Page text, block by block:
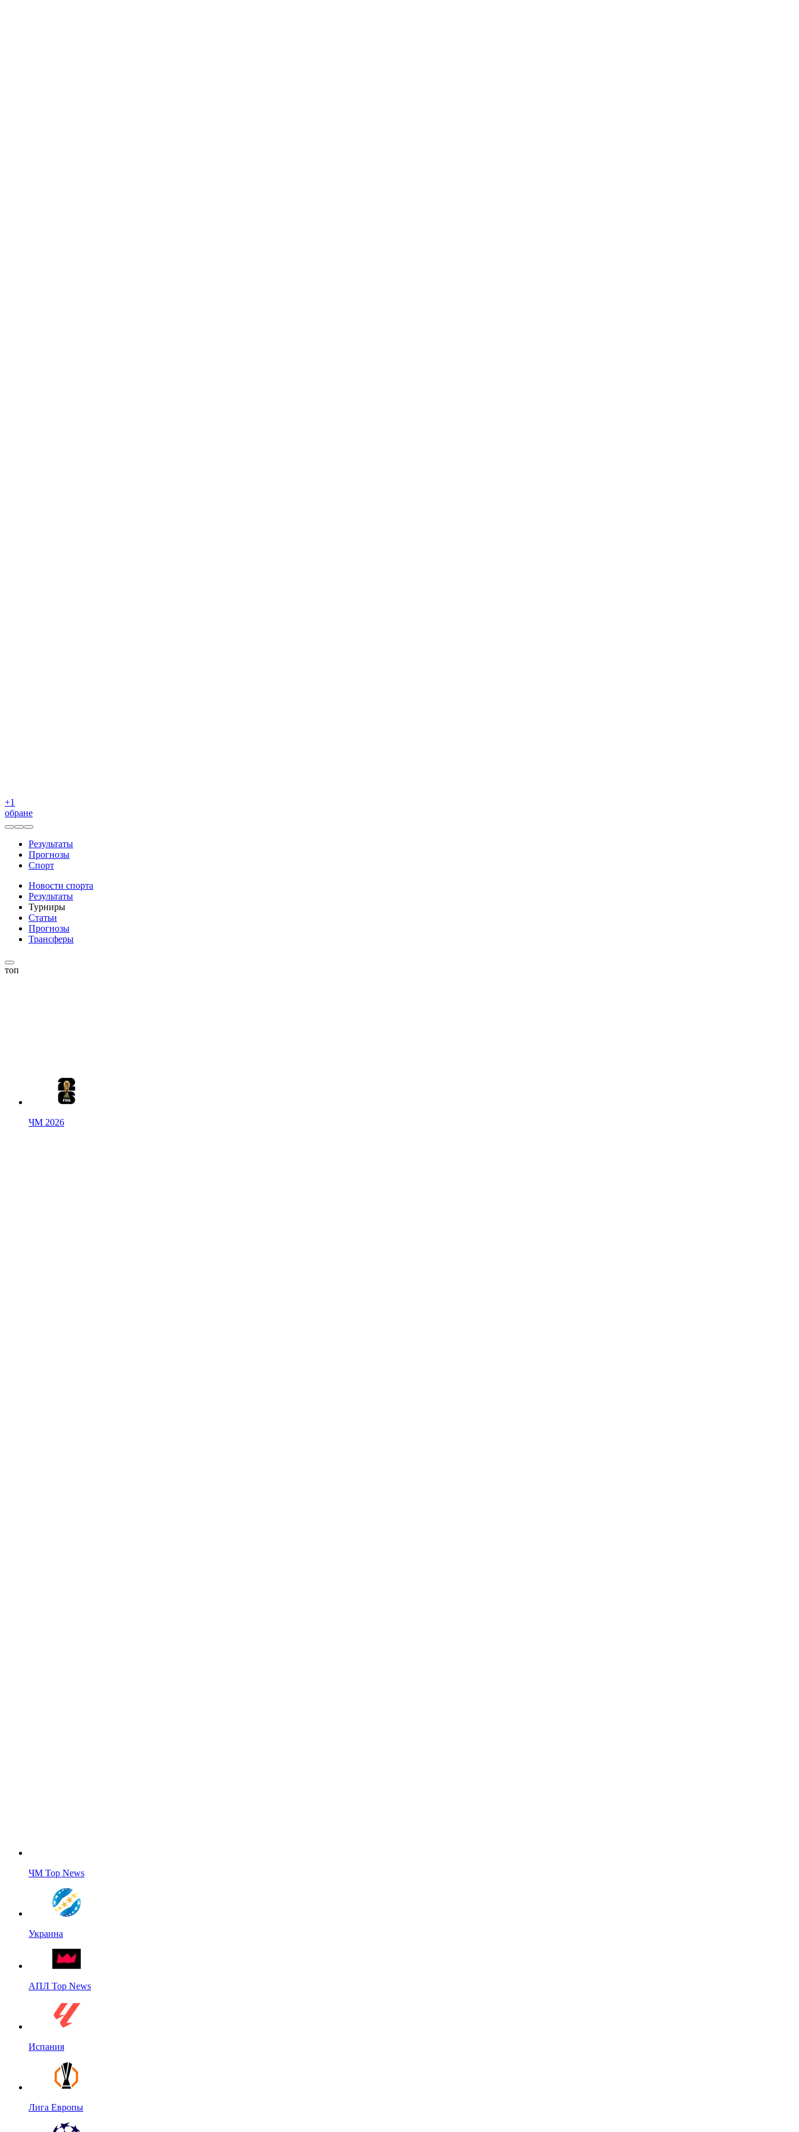
+1
обране
Результаты
Прогнозы
Спорт
Новости спорта
Результаты
Турниры
Статьи
Прогнозы
Трансферы
топ
ЧМ 2026
ЧМ Top News
Украина
АПЛ Top News
Испания
Лига Европы